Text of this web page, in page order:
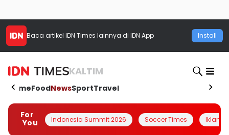
Baca artikel IDN Times lainnya di IDN App Install
KALTIM
HomeFoodNewsSportTravel
For
You
Indonesia Summit 2026 Soccer Times Iklanin